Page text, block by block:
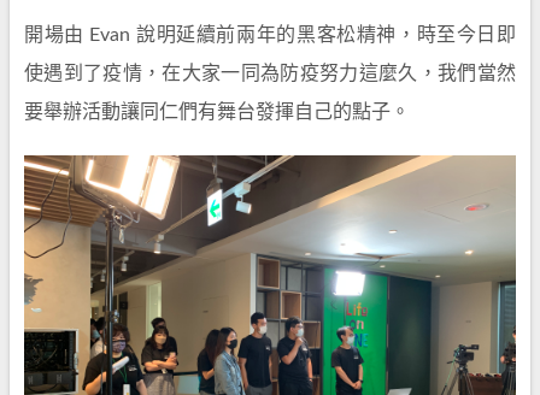
開場由 Evan 說明延續前兩年的黑客松精神，時至今日即
使遇到了疫情，在大家一同為防疫努力這麼久，我們當然
要舉辦活動讓同仁們有舞台發揮自己的點子。